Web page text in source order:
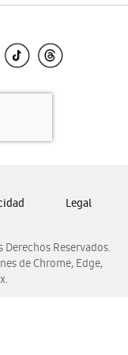
Reservados.
de Chrome, Edge,
Legal